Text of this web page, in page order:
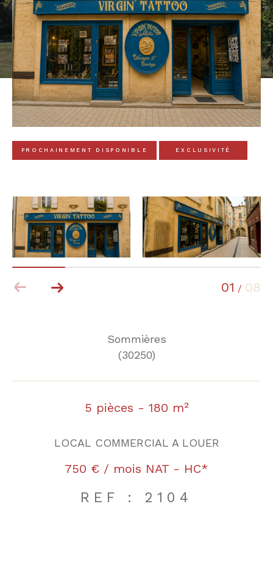
PROCHAINEMENT DISPONIBLE EXCLUSIVITÉ
01 / 08
Sommières
(30250)
5 pièces - 180 m²
LOCAL COMMERCIAL A LOUER
750 € / mois NAT - HC*
REF : 2104